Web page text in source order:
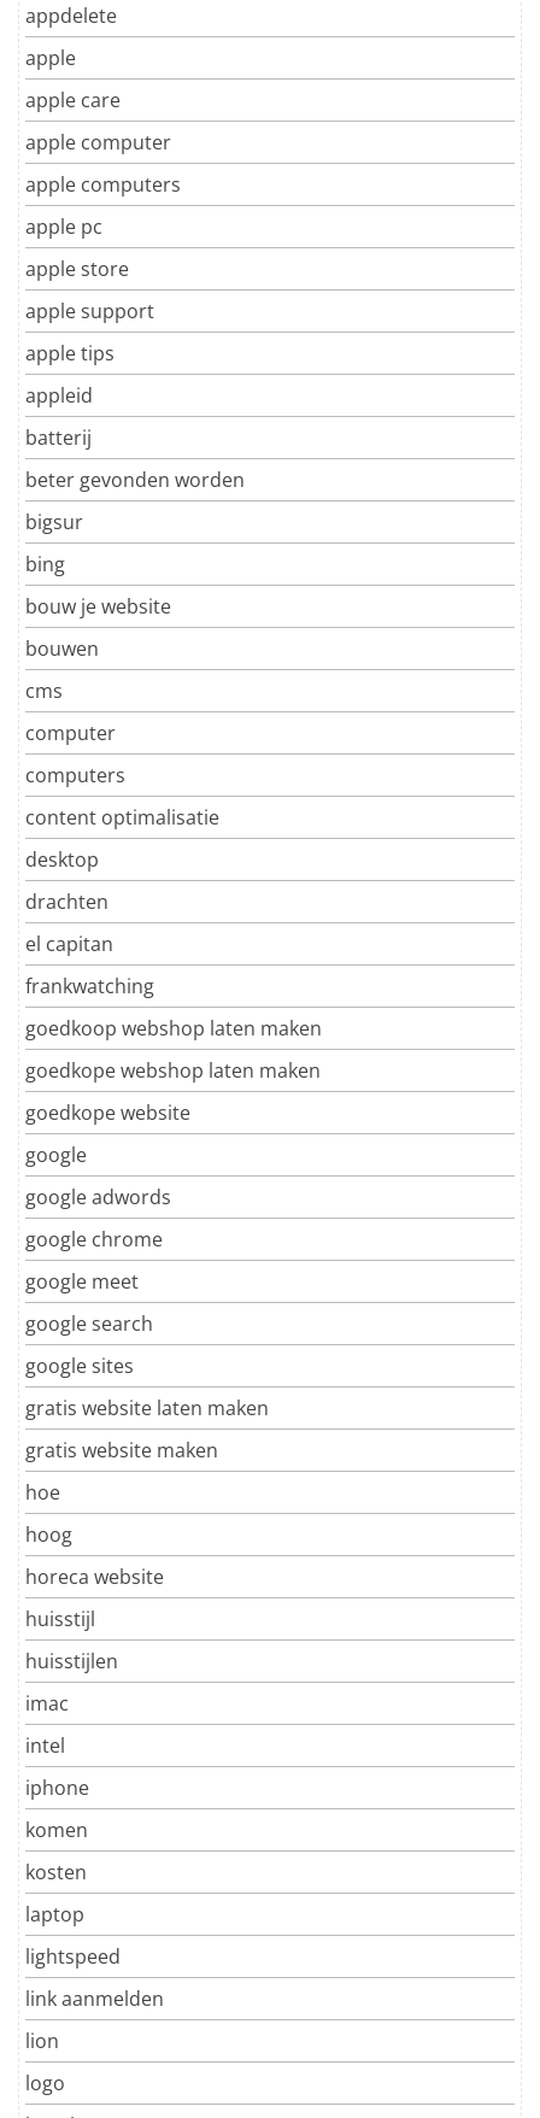
appdelete
apple
apple care
apple computer
apple computers
apple pc
apple store
apple support
apple tips
appleid
batterij
beter gevonden worden
bigsur
bing
bouw je website
bouwen
cms
computer
computers
content optimalisatie
desktop
drachten
el capitan
frankwatching
goedkoop webshop laten maken
goedkope webshop laten maken
goedkope website
google
google adwords
google chrome
google meet
google search
google sites
gratis website laten maken
gratis website maken
hoe
hoog
horeca website
huisstijl
huisstijlen
imac
intel
iphone
komen
kosten
laptop
lightspeed
link aanmelden
lion
logo